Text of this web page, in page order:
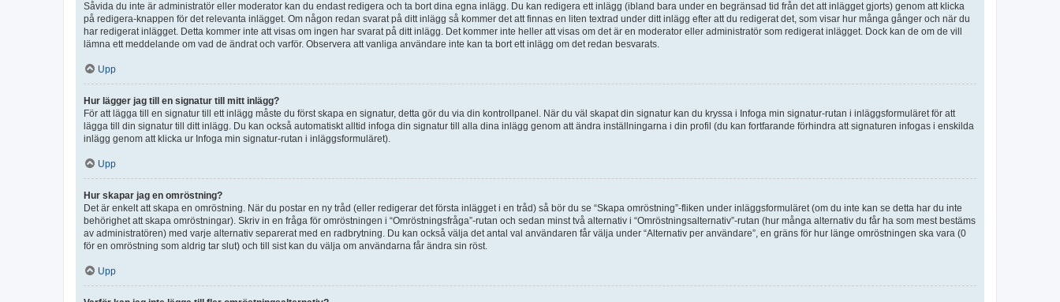
Såvida du inte är administratör eller moderator kan du endast redigera och ta bort dina egna inlägg. Du kan redigera ett inlägg (ibland bara under en begränsad tid från det att inlägget gjorts) genom att klicka
på redigera-knappen för det relevanta inlägget. Om någon redan svarat på ditt inlägg så kommer det att finnas en liten textrad under ditt inlägg efter att du redigerat det, som visar hur många gånger och när du
har redigerat inlägget. Detta kommer inte att visas om ingen har svarat på ditt inlägg. Det kommer inte heller att visas om det är en moderator eller administratör som redigerat inlägget. Dock kan de om de vill
lämna ett meddelande om vad de ändrat och varför. Observera att vanliga användare inte kan ta bort ett inlägg om det redan besvarats.
Upp
Hur lägger jag till en signatur till mitt inlägg?
För att lägga till en signatur till ett inlägg måste du först skapa en signatur, detta gör du via din kontrollpanel. När du väl skapat din signatur kan du kryssa i Infoga min signatur-rutan i inläggsformuläret för att
lägga till din signatur till ditt inlägg. Du kan också automatiskt alltid infoga din signatur till alla dina inlägg genom att ändra inställningarna i din profil (du kan fortfarande förhindra att signaturen infogas i enskilda
inlägg genom att klicka ur Infoga min signatur-rutan i inläggsformuläret).
Upp
Hur skapar jag en omröstning?
Det är enkelt att skapa en omröstning. När du postar en ny tråd (eller redigerar det första inlägget i en tråd) så bör du se “Skapa omröstning”-fliken under inläggsformuläret (om du inte kan se detta har du inte
behörighet att skapa omröstningar). Skriv in en fråga för omröstningen i “Omröstningsfråga”-rutan och sedan minst två alternativ i “Omröstningsalternativ”-rutan (hur många alternativ du får ha som mest bestäms
av administratören) med varje alternativ separerat med en radbrytning. Du kan också välja det antal val användaren får välja under “Alternativ per användare”, en gräns för hur länge omröstningen ska vara (0
för en omröstning som aldrig tar slut) och till sist kan du välja om användarna får ändra sin röst.
Upp